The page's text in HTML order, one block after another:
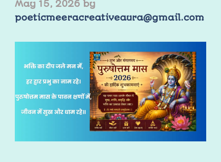
May 15, 2026 by
poeticmeeracreativeaura@gmail.com